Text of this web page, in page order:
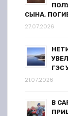
СЫНА,
27.07.2026
ГЭС
21.07.2026
В